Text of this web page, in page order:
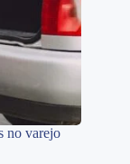
no varejo